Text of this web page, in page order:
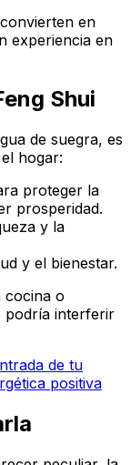
en
experiencia en
Shui
de suegra, es
hogar:
proteger la
prosperidad.
y la
y el bienestar.
cocina o
podría interferir
de tu
positiva